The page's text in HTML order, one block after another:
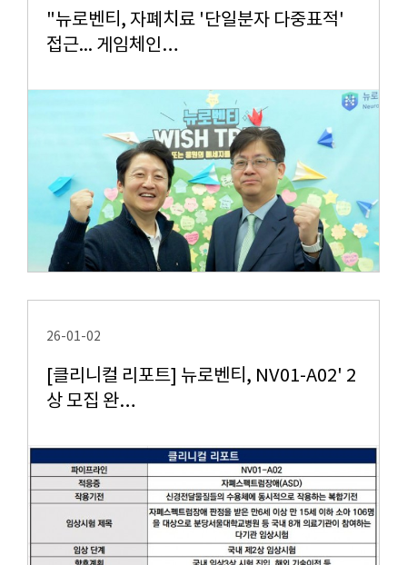
"뉴로벤티, 자폐치료 '단일분자 다중표적'
접근... 게임체인…
26-01-02
[클리니컬 리포트] 뉴로벤티, NV01-A02' 2
상 모집 완…